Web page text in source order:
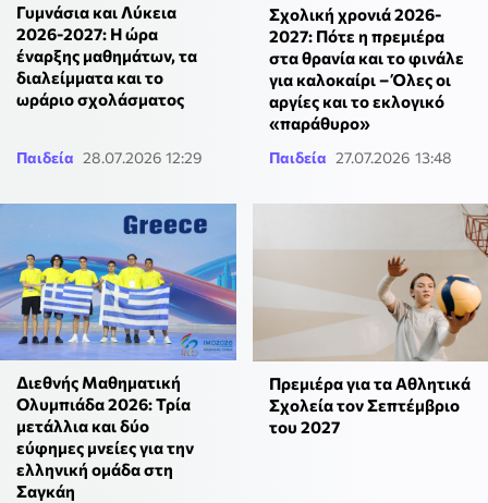
Γυμνάσια και Λύκεια
2026-2027: Η ώρα
έναρξης μαθημάτων, τα
διαλείμματα και το
ωράριο σχολάσματος
Παιδεία 28.07.2026 12:29
Σχολική χρονιά 2026-
2027: Πότε η πρεμιέρα
στα θρανία και το φινάλε
για καλοκαίρι – Όλες οι
αργίες και το εκλογικό
«παράθυρο»
Παιδεία 27.07.2026 13:48
Διεθνής Μαθηματική
Ολυμπιάδα 2026: Τρία
μετάλλια και δύο
εύφημες μνείες για την
ελληνική ομάδα στη
Σαγκάη
Πρεμιέρα για τα Αθλητικά
Σχολεία τον Σεπτέμβριο
του 2027